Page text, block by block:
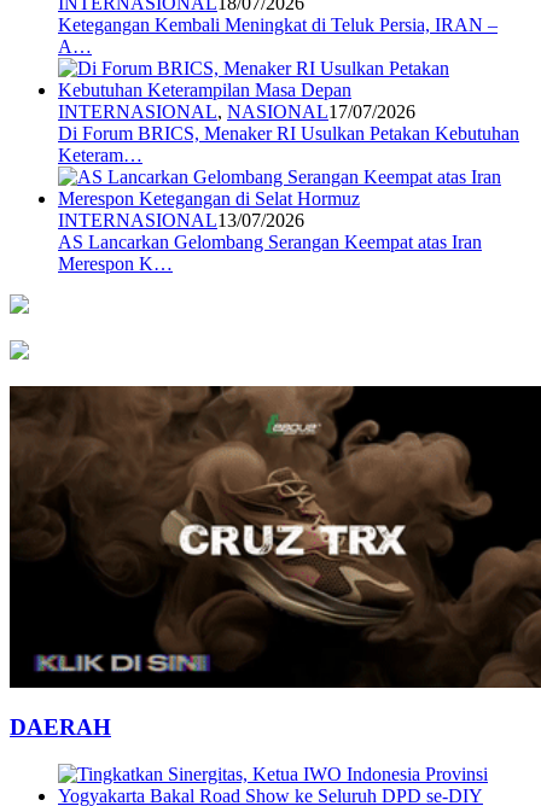
Ketegangan Kembali Meningkat di Teluk Persia, IRAN –
A…
INTERNASIONAL, NASIONAL17/07/2026
Di Forum BRICS, Menaker RI Usulkan Petakan Kebutuhan
Keteram…
INTERNASIONAL13/07/2026
AS Lancarkan Gelombang Serangan Keempat atas Iran
Merespon K…
DAERAH